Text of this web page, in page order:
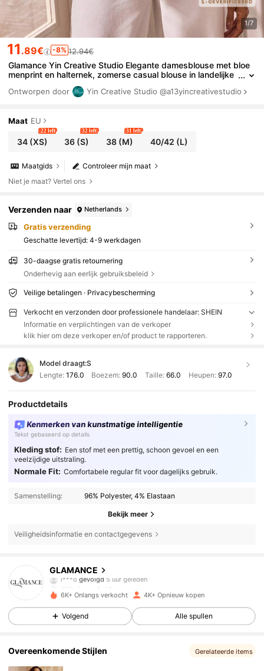
1/7
11 .89€ -8% 12.94€
Glamance Yin Creative Studio Elegante damesblouse met bloe
menprint en halternek, zomerse casual blouse in landelijke
Ontworpen door Yin Creative Studio @a13yincreativestudio
Maat EU
34(XS)
22 left
36 (S)
32 left
38(M)
31 left
40/42 (L)
Controleer mijn maat
Maatgids
Niet je maat? Vertel ons
Verzenden naar Netherlands
Gratis verzending
Geschatte levertijd: 4-9 werkdagen
30-daagse gratis retournering
Onderhevig aan eerlijk gebruiksbeleid
Veilige betalingen · Privacybescherming
Verkocht en verzonden door professionele handelaar: SHEIN
Informatie en verplichtingen van de verkoper
klik hier om deze verkoper en/of product te rapporteren.
Model draagt:S
Lengte: 176.0 Boezem:90.0 Taille: 66.0 Heupen: 97.0
Productdetails
Kenmerken van kunstmatige intelligentie
Tekst gebaseerd op details
Kleding stof: Een stof met een prettig, schoon gevoel en een
veelzijdige uitstraling.
Normale Fit: Comfortabele regular fit voor dagelijks gebruik.
Samenstelling: 96% Polyester, 4% Elastaan
Bekijk meer
Veiligheidsinformatie en contactgegevens
GLAMANCE
i***ogevolgd
i***sis aan het browsen
4.77
33K Volgers
6K+ Onlangs verkocht 4K+ Opnieuw kopen
Volgend Alle spullen
Overeenkomende Stijlen Gerelateerde items